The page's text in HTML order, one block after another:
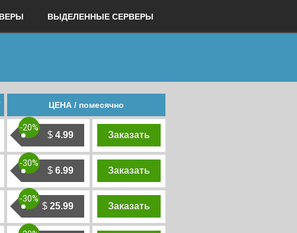
ВЫДЕЛЕННЫЕ СЕРВЕРЫ
ЦЕНА / помесячно
$ 4.99
-20%
Заказать
$ 6.99
-30%
Заказать
$ 25.99
-30%
Заказать